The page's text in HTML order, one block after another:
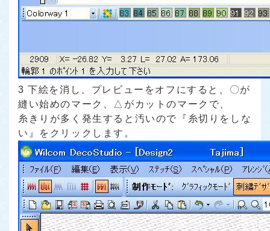
3 下絵を消し、プレビューをオフにすると、〇が
縫い始めのマーク、△がカットのマークで、
糸きりが多く発生すると汚いので『糸切りをしな
い』をクリックします。